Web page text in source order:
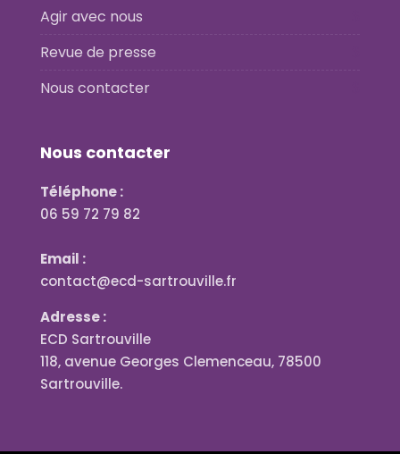
Agir avec nous
Revue de presse
Nous contacter
Nous contacter
Téléphone :
06 59 72 79 82
Email :
contact@ecd-sartrouville.fr
Adresse :
ECD Sartrouville
118, avenue Georges Clemenceau, 78500
Sartrouville.